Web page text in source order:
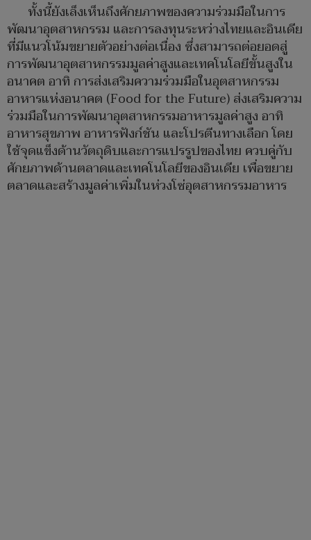
ทั้งนี้ยังเล็งเห็นถึงศักยภาพของความร่วมมือในการ
พัฒนาอุตสาหกรรม และการลงทุนระหว่างไทยและอินเดีย
ที่มีแนวโน้มขยายตัวอย่างต่อเนื่อง ซึ่งสามารถต่อยอดสู่
การพัฒนาอุตสาหกรรมมูลค่าสูงและเทคโนโลยีขั้นสูงใน
อนาคต อาทิ การส่งเสริมความร่วมมือในอุตสาหกรรม
อาหารแห่งอนาคต (Food for the Future) ส่งเสริมความ
ร่วมมือในการพัฒนาอุตสาหกรรมอาหารมูลค่าสูง อาทิ
อาหารสุขภาพ อาหารฟังก์ชัน และโปรตีนทางเลือก โดย
ใช้จุดแข็งด้านวัตถุดิบและการแปรรูปของไทย ควบคู่กับ
ศักยภาพด้านตลาดและเทคโนโลยีของอินเดีย เพื่อขยาย
ตลาดและสร้างมูลค่าเพิ่มในห่วงโซ่อุตสาหกรรมอาหาร